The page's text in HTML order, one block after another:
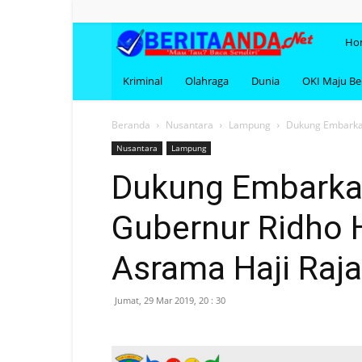
Kriminal Olahraga Dunia OKI Maju
Beranda Nusantara Lampung Dukung
Nusantara Lampung
Dukung
Gubernur Ridho
Asrama Haji
Jumat, 29 Mar 2019, 20 : 30